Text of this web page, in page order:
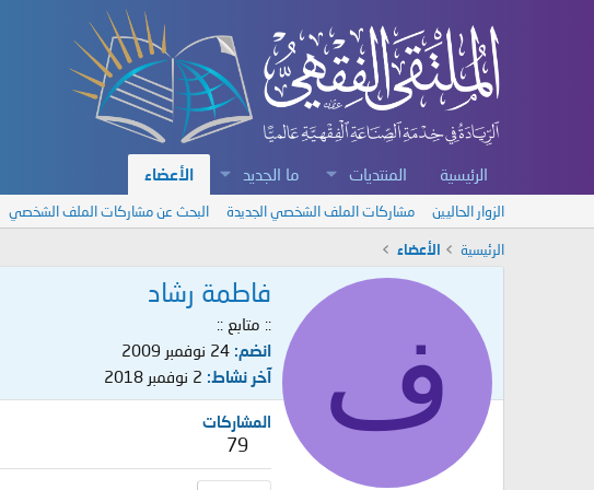
الرئيسية المنتديات ما الجديد الأعضاء
الزوار الحاليين مشاركات الملف الشخصي الجديدة البحث عن مشاركات الملف الشخصي
الرئيسية الأعضاء
ف
فاطمة رشاد
:: متابع ::
انضم 24 نوفمبر 2009
آخر نشاط 2 نوفمبر 2018
المشاركات
79